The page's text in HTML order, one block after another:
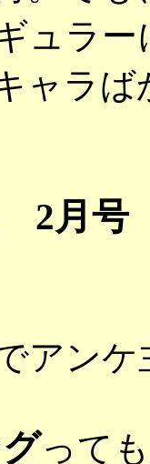
ュラ
ャラば
2月号
アン
って